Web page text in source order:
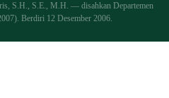
S.H., S.E., M.H. — disahkan Departemen
Berdiri 12 Desember 2006.